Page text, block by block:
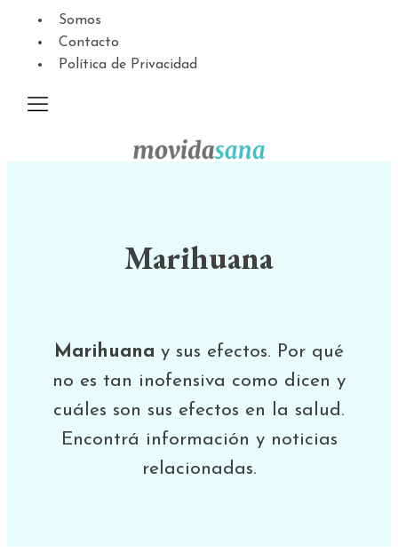
Somos
Contacto
Política de Privacidad
Marihuana
Marihuana y sus efectos. Por qué
no es tan inofensiva como dicen y
cuáles son sus efectos en la salud.
Encontrá información y noticias
relacionadas.